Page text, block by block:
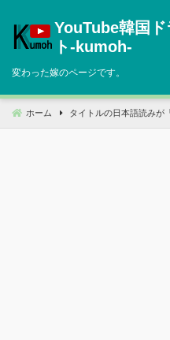
へ
動
YouTube韓国
ト‐kumoh‐
変わった嫁のページです。
ホーム タイトルの日本語読みが